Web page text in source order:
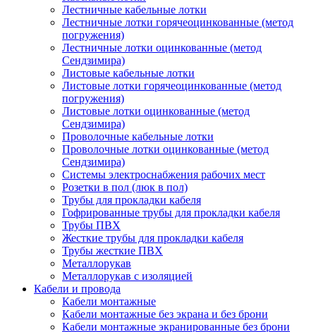
Лестничные кабельные лотки
Лестничные лотки горячеоцинкованные (метод
погружения)
Лестничные лотки оцинкованные (метод
Сендзимира)
Листовые кабельные лотки
Листовые лотки горячеоцинкованные (метод
погружения)
Листовые лотки оцинкованные (метод
Сендзимира)
Проволочные кабельные лотки
Проволочные лотки оцинкованные (метод
Сендзимира)
Системы электроснабжения рабочих мест
Розетки в пол (люк в пол)
Трубы для прокладки кабеля
Гофрированные трубы для прокладки кабеля
Трубы ПВХ
Жесткие трубы для прокладки кабеля
Трубы жесткие ПВХ
Металлорукав
Металлорукав с изоляцией
Кабели и провода
Кабели монтажные
Кабели монтажные без экрана и без брони
Кабели монтажные экранированные без брони